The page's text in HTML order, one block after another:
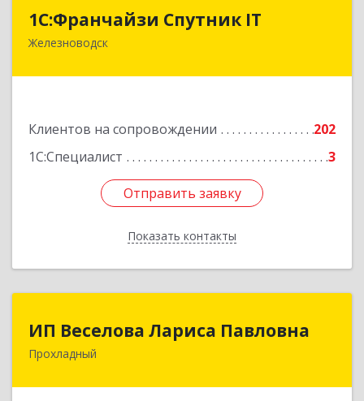
1С:Франчайзи Спутник IT
Железноводск
Клиентов на сопровождении
202
1С:Специалист
3
Отправить заявку
Показать контакты
1С:Франчайзи Спутник IT
357430, Ставропольский край, город-курорт
Подробнее
Отправить заявку
Назад
ИП Веселова Лариса Павловна
Прохладный